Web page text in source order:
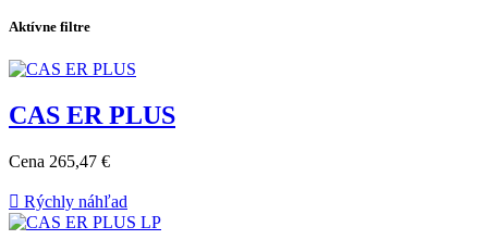
Aktívne filtre
CAS ER PLUS
Cena 265,47 €
 Rýchly náhľad